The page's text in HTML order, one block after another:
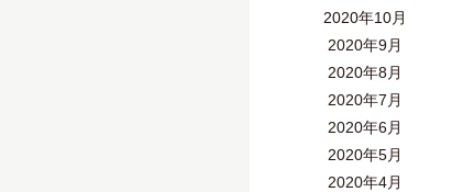
2020年10月
2020年9月
2020年8月
2020年7月
2020年6月
2020年5月
2020年4月